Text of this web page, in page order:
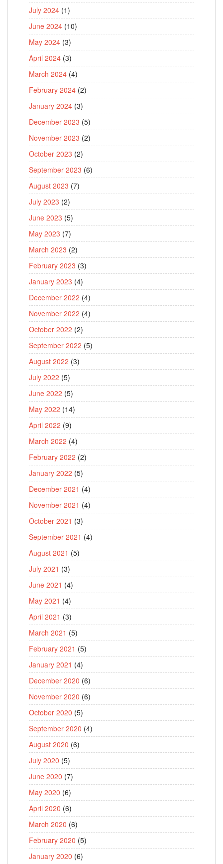
July 2024 (1)
June 2024 (10)
May 2024 (3)
April 2024 (3)
March 2024 (4)
February 2024 (2)
January 2024 (3)
December 2023 (5)
November 2023 (2)
October 2023 (2)
September 2023 (6)
August 2023 (7)
July 2023 (2)
June 2023 (5)
May 2023 (7)
March 2023 (2)
February 2023 (3)
January 2023 (4)
December 2022 (4)
November 2022 (4)
October 2022 (2)
September 2022 (5)
August 2022 (3)
July 2022 (5)
June 2022 (5)
May 2022 (14)
April 2022 (9)
March 2022 (4)
February 2022 (2)
January 2022 (5)
December 2021 (4)
November 2021 (4)
October 2021 (3)
September 2021 (4)
August 2021 (5)
July 2021 (3)
June 2021 (4)
May 2021 (4)
April 2021 (3)
March 2021 (5)
February 2021 (5)
January 2021 (4)
December 2020 (6)
November 2020 (6)
October 2020 (5)
September 2020 (4)
August 2020 (6)
July 2020 (5)
June 2020 (7)
May 2020 (6)
April 2020 (6)
March 2020 (6)
February 2020 (5)
January 2020 (6)